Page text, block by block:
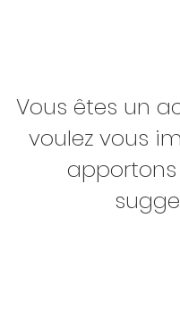
Vous êtes un
voulez vous